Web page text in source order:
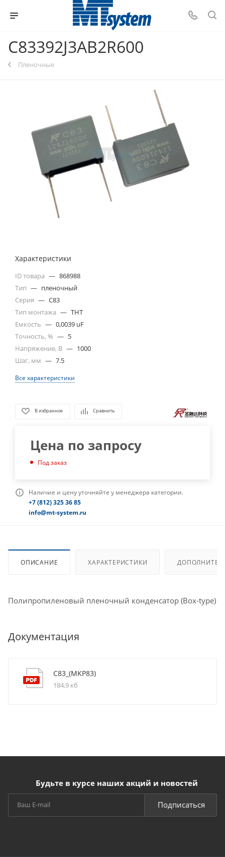
C83392J3AB2R600
Пленочные
Характеристики
ID товара — 868988
Тип — пленочный
Серия — C83
Тип монтажа — THT
Емкость — 0,0039 uF
Точность, % — 5
Напряжение, В — 1000
Шаг, мм — 7.5
Все характеристики
В избранное Сравнить
Цена по запросу
Под заказ
Наличие и цену уточняйте у менеджера категории.
+7 (812) 325 36 85
info@mt-system.ru
ОПИСАНИЕ ХАРАКТЕРИСТИКИ
Полипропиленовый пленочный конденсатор (Box-type)
Документация
C83_(MKP83)
184,9 кб
Будьте в курсе наших акций и новостей
Подписаться